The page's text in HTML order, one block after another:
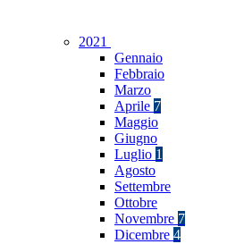
2021
Gennaio
Febbraio
Marzo
Aprile 7
Maggio
Giugno
Luglio 1
Agosto
Settembre
Ottobre
Novembre 7
Dicembre 4